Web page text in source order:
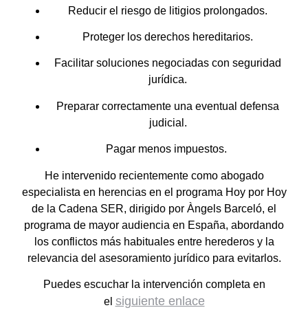
Reducir el riesgo de litigios prolongados.
Proteger los derechos hereditarios.
Facilitar soluciones negociadas con seguridad
jurídica.
Preparar correctamente una eventual defensa
judicial.
Pagar menos impuestos.
He intervenido recientemente como abogado
especialista en herencias en el programa Hoy por Hoy
de la Cadena SER, dirigido por Àngels Barceló, el
programa de mayor audiencia en España, abordando
los conflictos más habituales entre herederos y la
relevancia del asesoramiento jurídico para evitarlos.
Puedes escuchar la intervención completa en
el siguiente enlace